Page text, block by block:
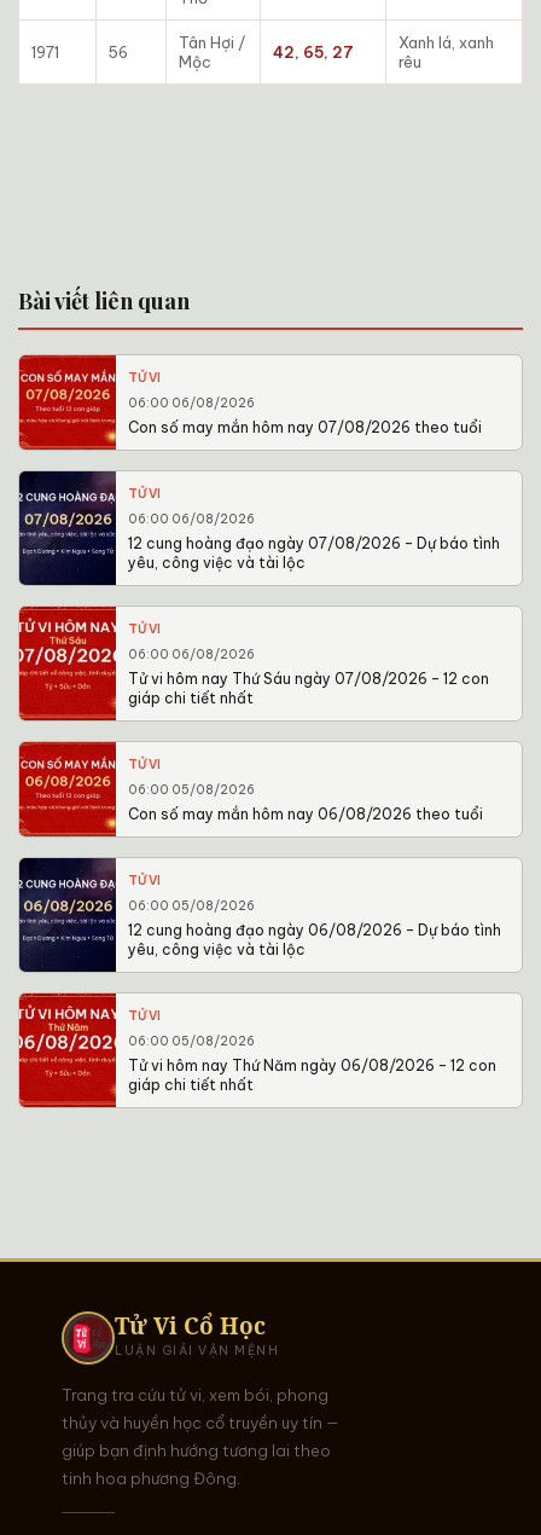
1971 56
Tân Hợi /
Mộc
42, 65, 27
Xanh lá, xanh
rêu
Bài viết liên quan
TỬ VI
06:00 06/08/2026
Con số may mắn hôm nay 07/08/2026 theo tuổi
TỬ VI
06:00 06/08/2026
12 cung hoàng đạo ngày 07/08/2026 – Dự báo tình
yêu, công việc và tài lộc
TỬ VI
06:00 06/08/2026
Tử vi hôm nay Thứ Sáu ngày 07/08/2026 – 12 con
giáp chi tiết nhất
TỬ VI
06:00 05/08/2026
Con số may mắn hôm nay 06/08/2026 theo tuổi
TỬ VI
06:00 05/08/2026
12 cung hoàng đạo ngày 06/08/2026 – Dự báo tình
yêu, công việc và tài lộc
TỬ VI
06:00 05/08/2026
Tử vi hôm nay Thứ Năm ngày 06/08/2026 – 12 con
giáp chi tiết nhất
Tử Vi Cổ Học
LUẬN GIẢI VẬN MỆNH
Trang tra cứu tử vi, xem bói, phong
thủy và huyền học cổ truyền uy tín —
giúp bạn định hướng tương lai theo
tinh hoa phương Đông.